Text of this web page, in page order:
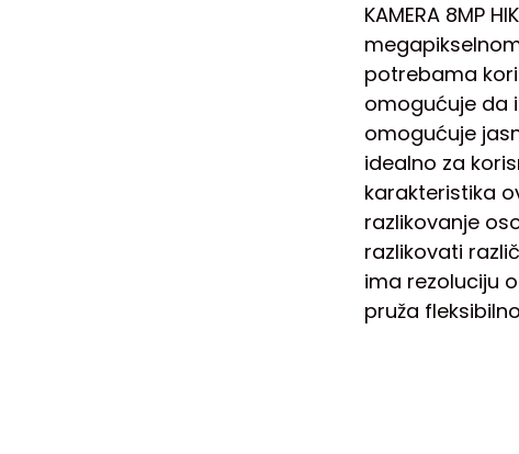
KAMERA 8MP
potrebama
omogućuje da
omogućuje
idealno za
karakteristika
razlikovanje
razlikovati
ima rezoluciju
pruža